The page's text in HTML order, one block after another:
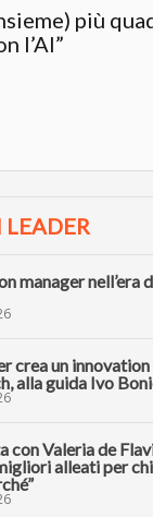
più
l’AI”
manager nell’era
crea un
alla guida Ivo
con Valeria de
alleati per